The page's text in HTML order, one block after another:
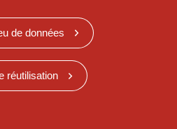
de données
réutilisation